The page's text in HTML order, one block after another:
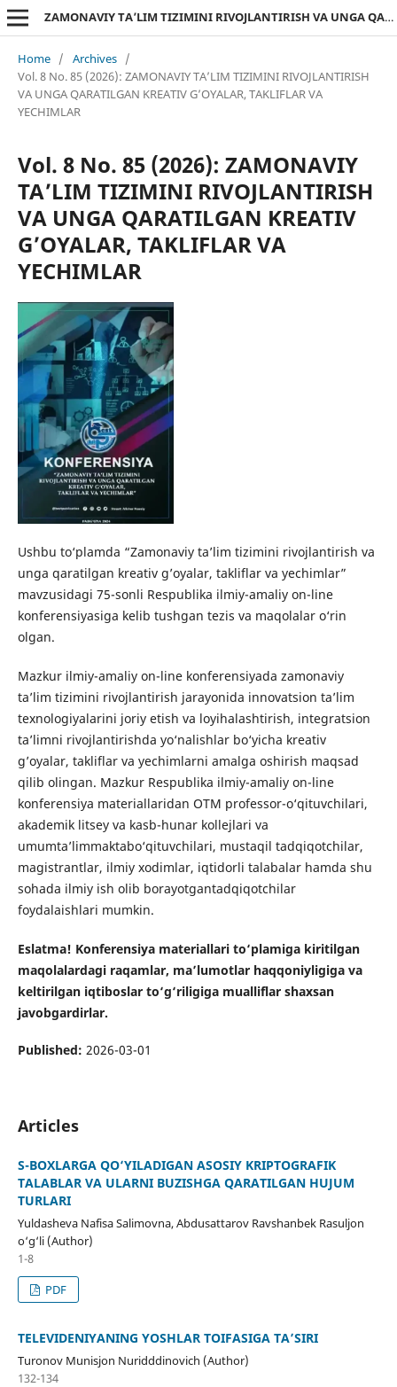
ZAMONAVIY TA’LIM TIZIMINI RIVOJLANTIRISH VA UNGA QARATILGAN KREATIV G’OYALAR, TAKLIFLAR VA YECHIMLAR
Home / Archives /
Vol. 8 No. 85 (2026): ZAMONAVIY TA’LIM TIZIMINI RIVOJLANTIRISH
VA UNGA QARATILGAN KREATIV G’OYALAR, TAKLIFLAR VA
YECHIMLAR
Vol. 8 No. 85 (2026): ZAMONAVIY
TA’LIM TIZIMINI RIVOJLANTIRISH
VA UNGA QARATILGAN KREATIV
G’OYALAR, TAKLIFLAR VA
YECHIMLAR
Ushbu to‘plamda “Zamonaviy ta’lim tizimini rivojlantirish va
unga qaratilgan kreativ g’oyalar, takliflar va yechimlar”
mavzusidagi 75-sonli Respublika ilmiy-amaliy on-line
konferensiyasiga kelib tushgan tezis va maqolalar o‘rin
olgan.
Mazkur ilmiy-amaliy on-line konferensiyada zamonaviy
ta’lim tizimini rivojlantirish jarayonida innovatsion ta’lim
texnologiyalarini joriy etish va loyihalashtirish, integratsion
ta’limni rivojlantirishda yo‘nalishlar bo‘yicha kreativ
g’oyalar, takliflar va yechimlarni amalga oshirish maqsad
qilib olingan. Mazkur Respublika ilmiy-amaliy on-line
konferensiya materiallaridan OTM professor-o‘qituvchilari,
akademik litsey va kasb-hunar kollejlari va
umumta’limmaktabo‘qituvchilari, mustaqil tadqiqotchilar,
magistrantlar, ilmiy xodimlar, iqtidorli talabalar hamda shu
sohada ilmiy ish olib borayotgantadqiqotchilar
foydalaishlari mumkin.
Eslatma! Konferensiya materiallari to‘plamiga kiritilgan
maqolalardagi raqamlar, ma’lumotlar haqqoniyligiga va
keltirilgan iqtiboslar to‘g‘riligiga mualliflar shaxsan
javobgardirlar.
Published: 2026-03-01
Articles
S-BOXLARGA QO‘YILADIGAN ASOSIY KRIPTOGRAFIK
TALABLAR VA ULARNI BUZISHGA QARATILGAN HUJUM
TURLARI
Yuldasheva Nafisa Salimovna, Abdusattarov Ravshanbek Rasuljon
o‘g‘li (Author)
1-8
PDF
TELEVIDENIYАNING YOSHLAR TOIFASIGA TA’SIRI
Turonov Munisjon Nuridddinovich (Author)
132-134